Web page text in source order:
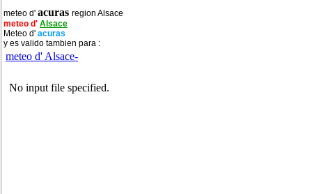
meteo d' acuras region Alsace
meteo d' Alsace
Meteo d' acuras
y es valido tambien para :
meteo d' Alsace-